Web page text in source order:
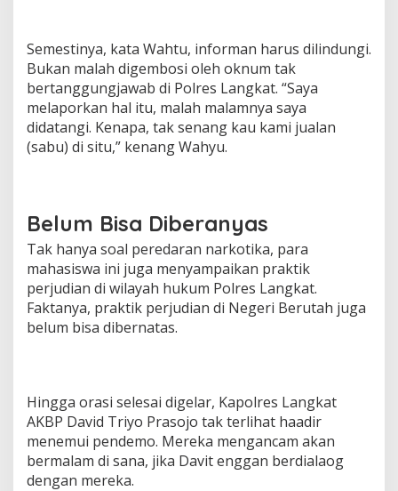
Semestinya, kata Wahtu, informan harus dilindungi.
Bukan malah digembosi oleh oknum tak
bertanggungjawab di Polres Langkat. “Saya
melaporkan hal itu, malah malamnya saya
didatangi. Kenapa, tak senang kau kami jualan
(sabu) di situ,” kenang Wahyu.
Belum Bisa Diberanyas
Tak hanya soal peredaran narkotika, para
mahasiswa ini juga menyampaikan praktik
perjudian di wilayah hukum Polres Langkat.
Faktanya, praktik perjudian di Negeri Berutah juga
belum bisa dibernatas.
Hingga orasi selesai digelar, Kapolres Langkat
AKBP David Triyo Prasojo tak terlihat haadir
menemui pendemo. Mereka mengancam akan
bermalam di sana, jika Davit enggan berdialaog
dengan mereka.